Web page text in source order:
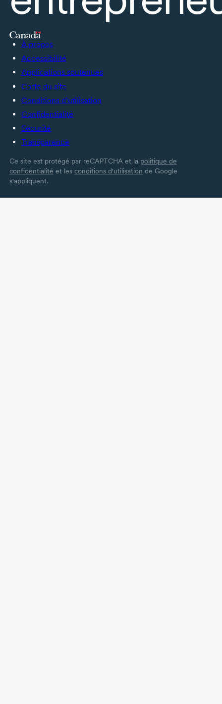
À propos
Accessibilité
Applications soutenues
Carte du site
Conditions d’utilisation
Confidentialité
Sécurité
Transparence
Ce site est protégé par reCAPTCHA et la politique de
confidentialité et les conditions d'utilisation de Google
s'appliquent.